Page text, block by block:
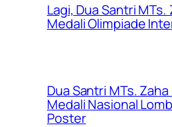
Lagi, Dua Santri MTs.
Medali Olimpiade
Dua Santri MTs. Zaha
Medali Nasional
Poster